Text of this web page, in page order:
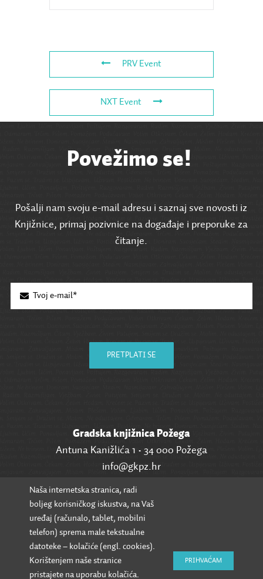
PRV Event
NXT Event
Povežimo se!
Pošalji nam svoju e-mail adresu i saznaj sve novosti iz
Knjižnice, primaj pozivnice na događaje i preporuke za
čitanje.
PRETPLATI SE
Gradska knjižnica Požega
Antuna Kanižlića 1 • 34 000 Požega
info@gkpz.hr
SVI KONTAKTI
Naša internetska stranica, radi
boljeg korisničkog iskustva, na Vaš
uređaj (računalo, tablet, mobilni
telefon) sprema male tekstualne
datoteke – kolačiće (engl. cookies).
Korištenjem naše stranice
pristajete na uporabu kolačića.
PRIHVAĆAM